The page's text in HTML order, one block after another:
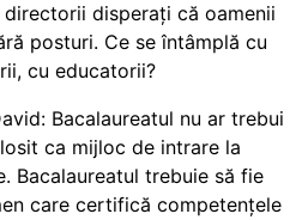
directorii disperați că oamenii
posturi. Ce se întâmplă cu
cu educatorii?
Bacalaureatul nu ar trebui
ca mijloc de intrare la
Bacalaureatul trebuie să fie
care certifică competențele